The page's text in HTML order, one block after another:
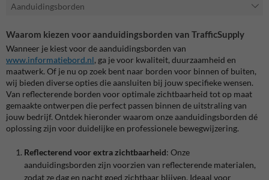
Aanduidingsborden
Waarom kiezen voor aanduidingsborden van TrafficSupply
Wanneer je kiest voor de aanduidingsborden van
www.informatiebord.nl, ga je voor kwaliteit, duurzaamheid en
maatwerk. Of je nu op zoek bent naar borden voor binnen of buiten,
wij bieden diverse opties die aansluiten bij jouw specifieke wensen.
Van reflecterende borden voor optimale zichtbaarheid tot op maat
gemaakte ontwerpen die perfect passen binnen de uitstraling van
jouw bedrijf. Ontdek hieronder waarom onze aanduidingsborden dé
oplossing zijn voor duidelijke en professionele bewegwijzering.
Reflecterend voor extra zichtbaarheid: Onze
aanduidingsborden zijn voorzien van reflecterende materialen,
zodat ze dag en nacht goed zichtbaar blijven. Ideaal voor